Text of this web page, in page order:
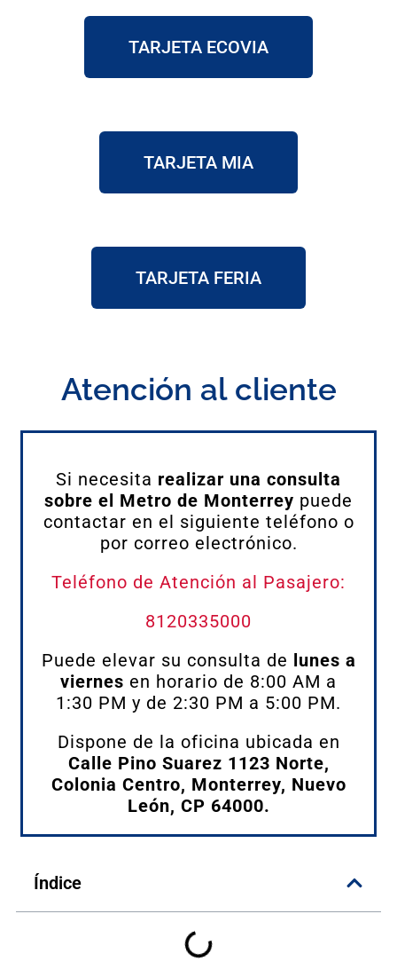
TARJETA ECOVIA
TARJETA MIA
TARJETA FERIA
Atención al cliente
Si necesita realizar una consulta
sobre el Metro de Monterrey puede
contactar en el siguiente teléfono o
por correo electrónico.
Teléfono de Atención al Pasajero:
8120335000
Puede elevar su consulta de lunes a
viernes en horario de 8:00 AM a
1:30 PM y de 2:30 PM a 5:00 PM.
Dispone de la oficina ubicada en
Calle Pino Suarez 1123 Norte,
Colonia Centro, Monterrey, Nuevo
León, CP 64000.
Índice